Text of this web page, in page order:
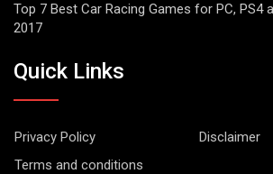
Top 7 Best Car Racing Games for PC, PS4
2017
Quick Links
Privacy Policy
Disclaimer
Terms and conditions